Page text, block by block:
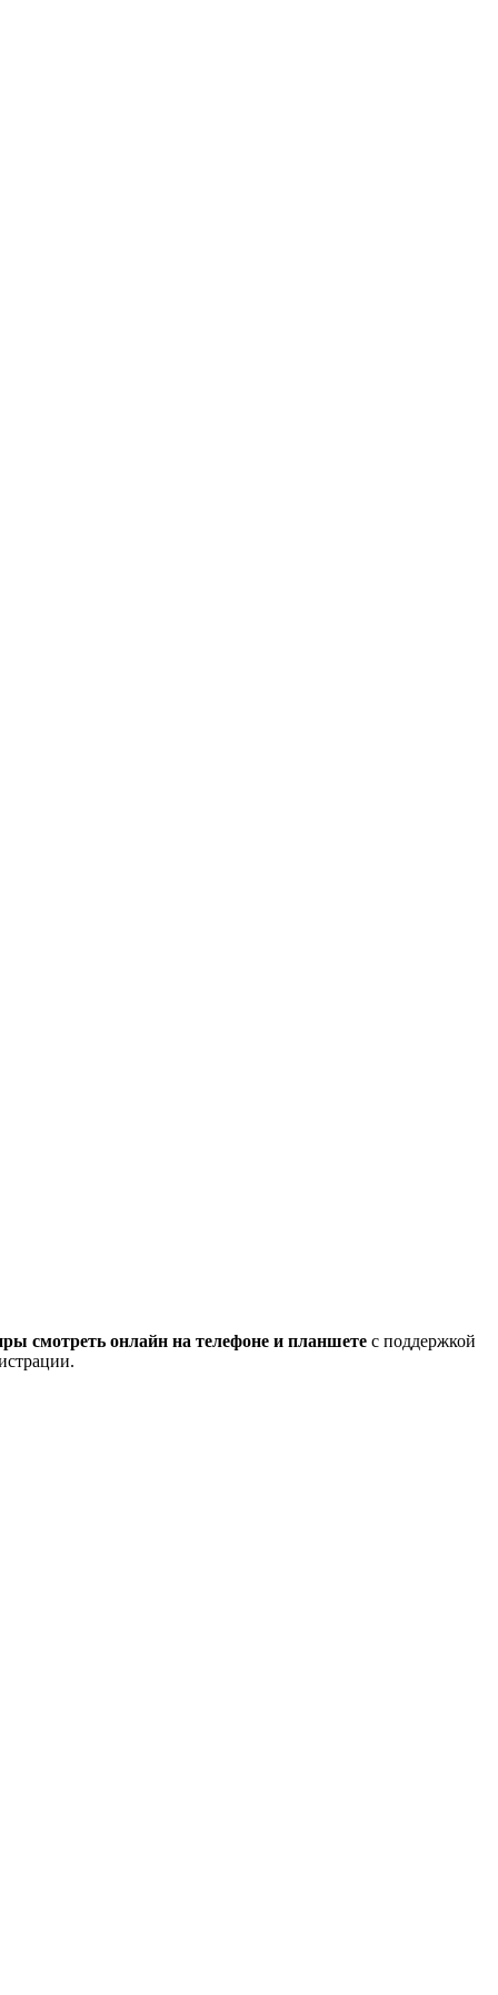
смотреть онлайн на телефоне и планшете с поддержкой